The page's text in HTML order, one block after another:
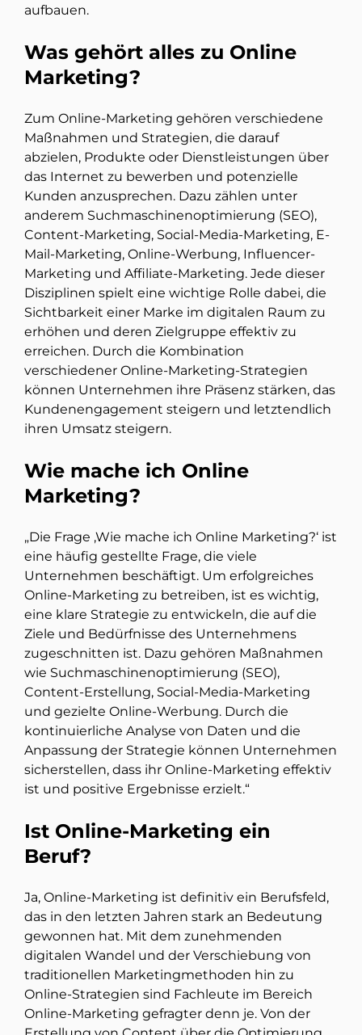
aufbauen.
Was gehört alles zu Online
Marketing?
Zum Online-Marketing gehören verschiedene
Maßnahmen und Strategien, die darauf
abzielen, Produkte oder Dienstleistungen über
das Internet zu bewerben und potenzielle
Kunden anzusprechen. Dazu zählen unter
anderem Suchmaschinenoptimierung (SEO),
Content-Marketing, Social-Media-Marketing, E-
Mail-Marketing, Online-Werbung, Influencer-
Marketing und Affiliate-Marketing. Jede dieser
Disziplinen spielt eine wichtige Rolle dabei, die
Sichtbarkeit einer Marke im digitalen Raum zu
erhöhen und deren Zielgruppe effektiv zu
erreichen. Durch die Kombination
verschiedener Online-Marketing-Strategien
können Unternehmen ihre Präsenz stärken, das
Kundenengagement steigern und letztendlich
ihren Umsatz steigern.
Wie mache ich Online
Marketing?
„Die Frage ‚Wie mache ich Online Marketing?‘ ist
eine häufig gestellte Frage, die viele
Unternehmen beschäftigt. Um erfolgreiches
Online-Marketing zu betreiben, ist es wichtig,
eine klare Strategie zu entwickeln, die auf die
Ziele und Bedürfnisse des Unternehmens
zugeschnitten ist. Dazu gehören Maßnahmen
wie Suchmaschinenoptimierung (SEO),
Content-Erstellung, Social-Media-Marketing
und gezielte Online-Werbung. Durch die
kontinuierliche Analyse von Daten und die
Anpassung der Strategie können Unternehmen
sicherstellen, dass ihr Online-Marketing effektiv
ist und positive Ergebnisse erzielt.“
Ist Online-Marketing ein
Beruf?
Ja, Online-Marketing ist definitiv ein Berufsfeld,
das in den letzten Jahren stark an Bedeutung
gewonnen hat. Mit dem zunehmenden
digitalen Wandel und der Verschiebung von
traditionellen Marketingmethoden hin zu
Online-Strategien sind Fachleute im Bereich
Online-Marketing gefragter denn je. Von der